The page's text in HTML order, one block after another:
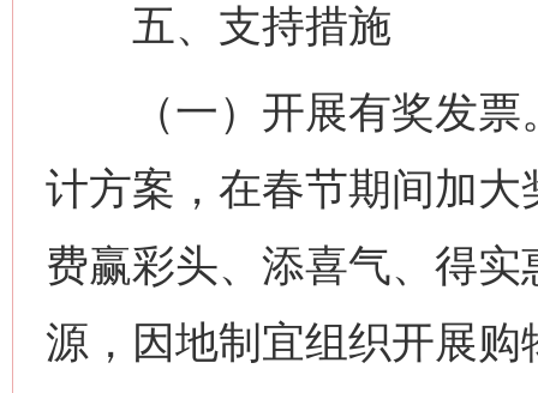
五、支持措施
（一）开展有奖发票
计方案，在春节期间加
费赢彩头、添喜气、得
源，因地制宜组织开展